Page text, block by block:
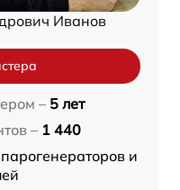
Иванов
– 5 лет
– 1 440
и